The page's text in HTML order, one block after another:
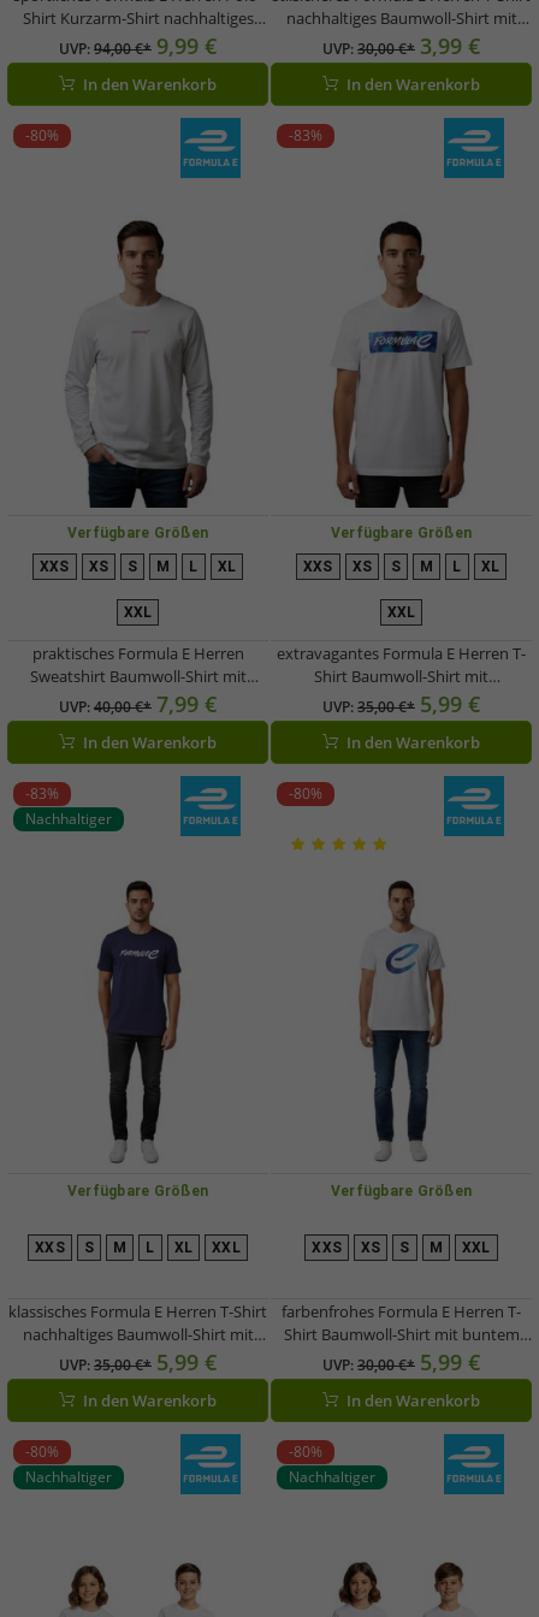
Shirt Kurzarm-Shirt nachhaltiges
Baumwoll-Shirt mit Formula E Logo
701223597 001 Navy-Blau
UVP:94,00 €* 9,99 €
In den Warenkorb
nachhaltiges Baumwoll-Shirt mit
Formula E Logo Sommer-Shirt
Motorsport 701223608 001 Navy-
Blau
UVP:30,00 €* 3,99 €
In den Warenkorb
-80%
Verfügbare Größen
XXS XS S M L XL
XXL
praktisches Formula E Herren
Sweatshirt Baumwoll-Shirt mit
buntem Change Accelerated
Schriftzug Longsleeve 701223588
001 Weiß/Pink
UVP:40,00 €* 7,99 €
In den Warenkorb
-83%
Verfügbare Größen
XXS XS S M L XL
XXL
extravagantes Formula E Herren T-
Shirt Baumwoll-Shirt mit
Camouflage Formula E Logo
Sommer-Shirt 701223604 001 Weiß
UVP:35,00 €* 5,99 €
In den Warenkorb
-83%
Nachhaltiger
Verfügbare Größen
XXS S M L XL XXL
klassisches Formula E Herren T-Shirt
nachhaltiges Baumwoll-Shirt mit
Formula E Logo Sommer-Shirt
Motorsport 701224451 001 Blau
UVP:35,00 €* 5,99 €
In den Warenkorb
-80%
Verfügbare Größen
XXS XS S M XXL
farbenfrohes Formula E Herren T-
Shirt Baumwoll-Shirt mit buntem
Formula E Logo Sommer-Shirt
701223579 001 Weiß/Blau
UVP:30,00 €* 5,99 €
In den Warenkorb
-80%
Nachhaltiger
-80%
Nachhaltiger